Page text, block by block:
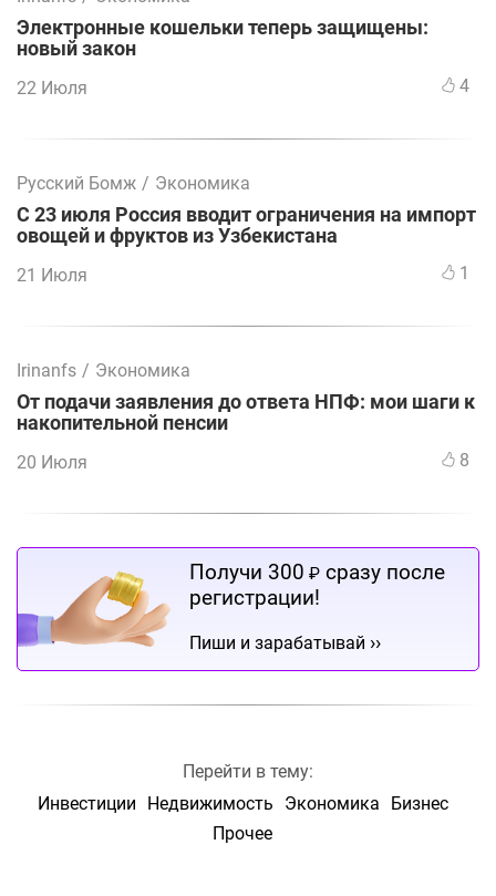
Электронные кошельки теперь защищены:
новый закон
22 Июля 4
Русский Бомж / Экономика
С 23 июля Россия вводит ограничения на импорт
овощей и фруктов из Узбекистана
21 Июля 1
Irinanfs / Экономика
От подачи заявления до ответа НПФ: мои шаги к
накопительной пенсии
20 Июля 8
Получи 300 ₽ сразу после
регистрации!
Пиши и зарабатывай ››
Перейти в тему:
Инвестиции
Недвижимость Экономика
Бизнес
Прочее